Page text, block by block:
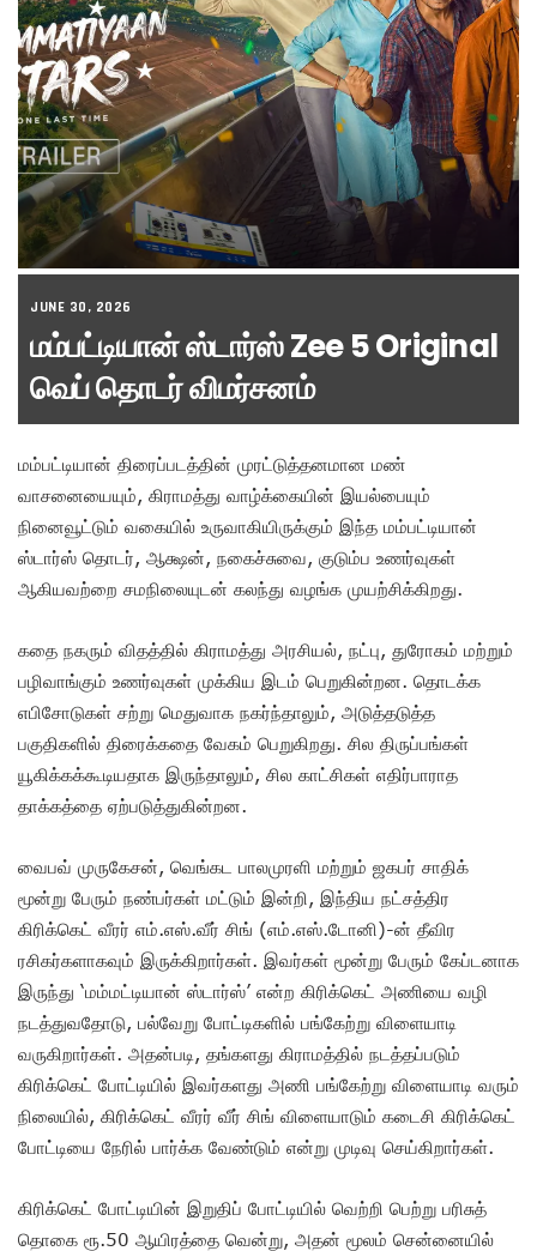
JUNE 30, 2026
மம்பட்டியான் ஸ்டார்ஸ் Zee 5 Original
வெப் தொடர் விமர்சனம்
மம்பட்டியான் திரைப்படத்தின் முரட்டுத்தனமான மண்
வாசனையையும், கிராமத்து வாழ்க்கையின் இயல்பையும்
நினைவூட்டும் வகையில் உருவாகியிருக்கும் இந்த மம்பட்டியான்
ஸ்டார்ஸ் தொடர், ஆக்ஷன், நகைச்சுவை, குடும்ப உணர்வுகள்
ஆகியவற்றை சமநிலையுடன் கலந்து வழங்க முயற்சிக்கிறது.
கதை நகரும் விதத்தில் கிராமத்து அரசியல், நட்பு, துரோகம் மற்றும்
பழிவாங்கும் உணர்வுகள் முக்கிய இடம் பெறுகின்றன. தொடக்க
எபிசோடுகள் சற்று மெதுவாக நகர்ந்தாலும், அடுத்தடுத்த
பகுதிகளில் திரைக்கதை வேகம் பெறுகிறது. சில திருப்பங்கள்
யூகிக்கக்கூடியதாக இருந்தாலும், சில காட்சிகள் எதிர்பாராத
தாக்கத்தை ஏற்படுத்துகின்றன.
வைபவ் முருகேசன், வெங்கட பாலமுரளி மற்றும் ஜகபர் சாதிக்
மூன்று பேரும் நண்பர்கள் மட்டும் இன்றி, இந்திய நட்சத்திர
கிரிக்கெட் வீரர் எம்.எஸ்.வீர் சிங் (எம்.எஸ்.டோனி)-ன் தீவிர
ரசிகர்களாகவும் இருக்கிறார்கள். இவர்கள் மூன்று பேரும் கேப்டனாக
இருந்து ‘மம்மட்டியான் ஸ்டார்ஸ்’ என்ற கிரிக்கெட் அணியை வழி
நடத்துவதோடு, பல்வேறு போட்டிகளில் பங்கேற்று விளையாடி
வருகிறார்கள். அதன்படி, தங்களது கிராமத்தில் நடத்தப்படும்
கிரிக்கெட் போட்டியில் இவர்களது அணி பங்கேற்று விளையாடி வரும்
நிலையில், கிரிக்கெட் வீரர் வீர் சிங் விளையாடும் கடைசி கிரிக்கெட்
போட்டியை நேரில் பார்க்க வேண்டும் என்று முடிவு செய்கிறார்கள்.
கிரிக்கெட் போட்டியின் இறுதிப் போட்டியில் வெற்றி பெற்று பரிசுத்
தொகை ரூ.50 ஆயிரத்தை வென்று, அதன் மூலம் சென்னையில்